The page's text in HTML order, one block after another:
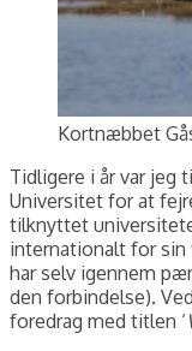
Kortnæbbet
Tidligere i år var jeg
Universitet for at
tilknyttet
internationalt for sin
har selv igennem
den forbindelse).
foredrag med titlen ‘